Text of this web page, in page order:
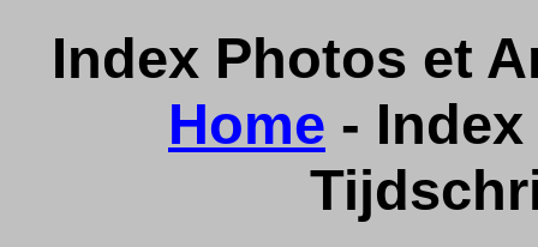
Index Photos et
Home -